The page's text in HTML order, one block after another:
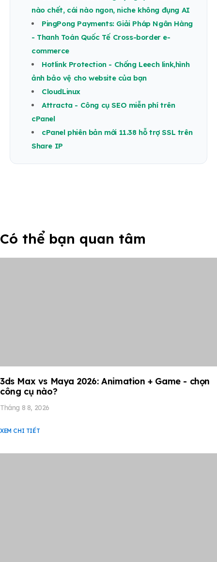
nào chết, cái nào ngon, niche không đụng AI
PingPong Payments: Giải Pháp Ngân Hàng
- Thanh Toán Quốc Tế Cross-border e-
commerce
Hotlink Protection - Chống Leech link,hình
ảnh bảo vệ cho website của bạn
CloudLinux
Attracta - Công cụ SEO miễn phí trên
cPanel
cPanel phiên bản mới 11.38 hỗ trợ SSL trên
Share IP
Có thể bạn quan tâm
3ds Max vs Maya 2026: Animation + Game - chọn
công cụ nào?
Tháng 8 8, 2026
XEM CHI TIẾT